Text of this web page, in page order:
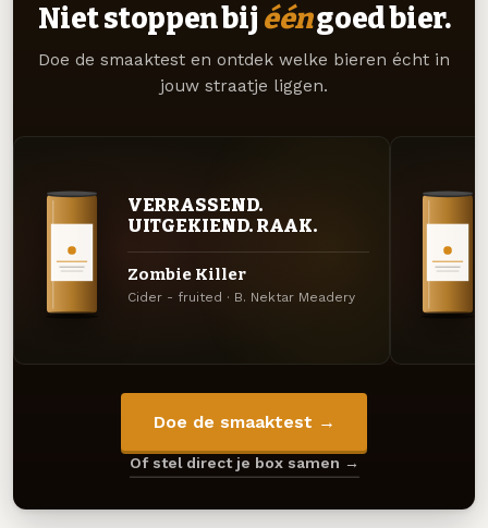
Niet stoppen bij ééngoed bier.
Doe de smaaktest en ontdek welke bieren écht in
jouw straatje liggen.
VERRASSEND.
UITGEKIEND. RAAK.
Zombie Killer
Cider - fruited · B. Nektar Meadery
Doe de smaaktest →
Of stel direct je box samen →